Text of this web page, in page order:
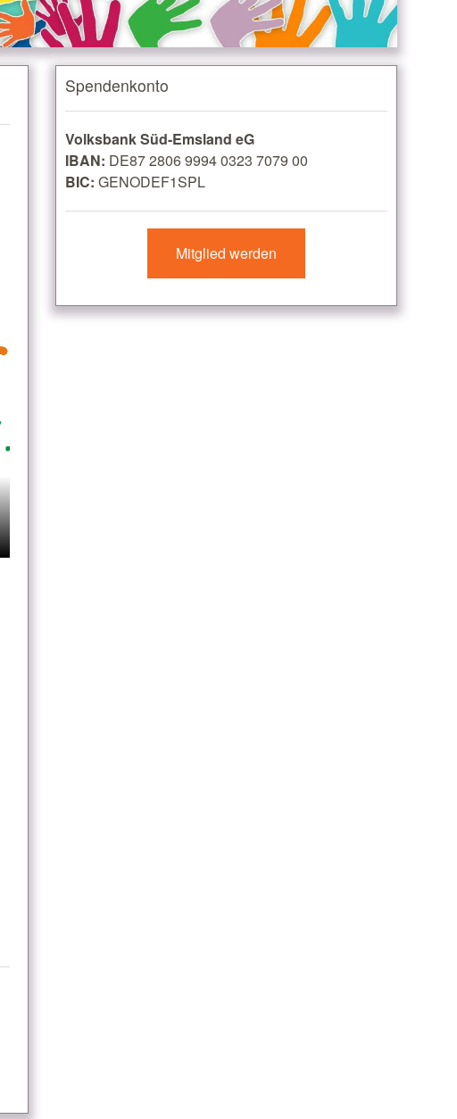
Spendenkonto
Volksbank Süd-Emsland eG
IBAN: DE87 2806 9994 0323 7079 00
BIC: GENODEF1SPL
Mitglied werden